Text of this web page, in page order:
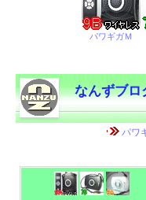
なんずブロ